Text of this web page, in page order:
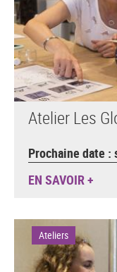
Atelier Les
Prochaine date :
EN SAVOIR +
Ateliers